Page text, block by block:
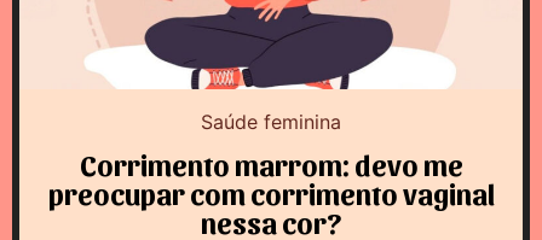
Saúde feminina
Corrimento marrom: devo me
preocupar com corrimento vaginal
nessa cor?